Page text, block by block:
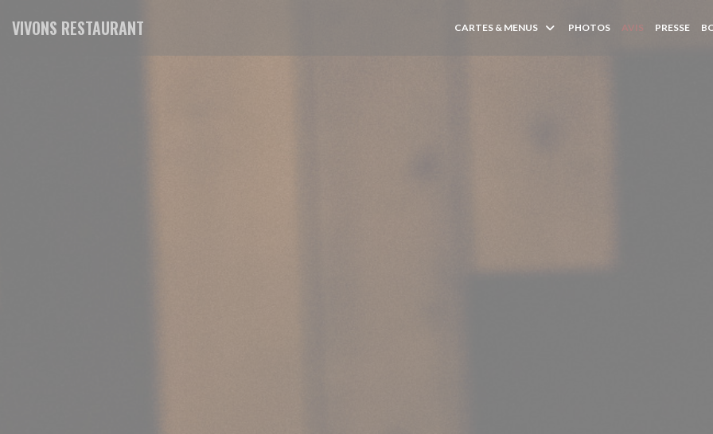
VIVONS RESTAURANT CARTES & MENUS PHOTOS AVIS PRESSE